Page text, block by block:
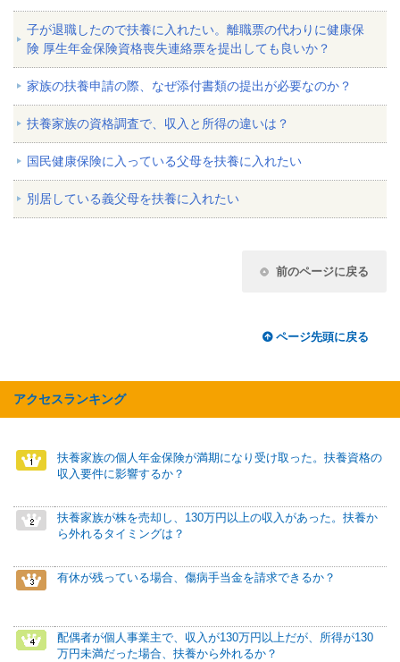
子が退職したので扶養に入れたい。離職票の代わりに健康保
険 厚生年金保険資格喪失連絡票を提出しても良いか？
家族の扶養申請の際、なぜ添付書類の提出が必要なのか？
扶養家族の資格調査で、収入と所得の違いは？
国民健康保険に入っている父母を扶養に入れたい
別居している義父母を扶養に入れたい
前のページに戻る
ページ先頭に戻る
アクセスランキング
扶養家族の個人年金保険が満期になり受け取った。扶養資格の
収入要件に影響するか？
扶養家族が株を売却し、130万円以上の収入があった。扶養か
ら外れるタイミングは？
有休が残っている場合、傷病手当金を請求できるか？
配偶者が個人事業主で、収入が130万円以上だが、所得が130
万円未満だった場合、扶養から外れるか？